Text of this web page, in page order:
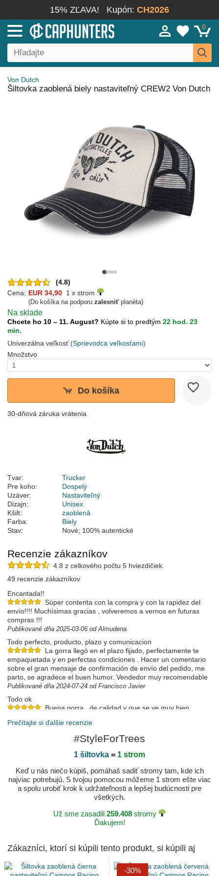
15% ZĽAVA! Kupón: CH2026
0
Von Dutch
Šiltovka zaoblená biely nastaviteľný CREW2 Von Dutch
(4.8)
Cena: EUR 34,90 1 x strom
(Do košíka na podporu zalesniťplanéta)
Na sklade
Chcete ho 10 – 11. August? Kúpte si to predtým 22 hod. 23
min.
Univerzálna veľkosť(Sprievodca veľkosťami)
Množstvo
Do košíka
30-dňová záruka vrátenia
Tvar:
Trucker
Pre koho:
Dospelý
Uzáver:
Nastaviteľný
Dizajn:
Unisex
Kšilt:
zaoblená
Farba:
Biely
Stav:
Nové; 100% autentické
Recenzie zákazníkov
4.8 z celkového počtu 5 hviezdičiek
49 recenzie zákazníkov
Encantada!!
Súper contenta con la compra y con la rapidez del
envío!!!! Muchísimas gracias , volveremos a vernos en futuras
compras !!!
Publikované dňa 2025-03-06 od Almudena
Todo perfecto, producto, plazo y comunicacion
La gorra llegó en el plazo fijado, perfectamente te
empaquetada y en perfectas condiciones . Hacer un comentario
sobre el gran mensaje de confirmación de envío del pedido, me
parto, se agradece el buen humor. Vendedor muy recomendable
Publikované dňa 2024-07-24 od Francisco Javier
Todo ok
Buena gorra , de calidad y que se ve muy bien
Publikované dňa 2023-12-17 od Carlos
Great price smooth process quick delivery
Publikované dňa 2023-12-06 od Kian
Prečítajte si ďalšie recenzie
#StyleForTrees
1 šiltovka = 1 strom
Keď u nás niečo kúpiš, pomáhaš sadiť stromy tam, kde ich
najviac potrebujú. S tvojou pomocou môžeme 1 strom ešte viac
a spolu urobiť krok k udržateľnosti a lepšej budúcnosti pre
všetkých.
Už sme zasadili 259.408 stromy
Ďakujem!
Zákazníci, ktorí si kúpili tento produkt, si kúpili aj
-30%